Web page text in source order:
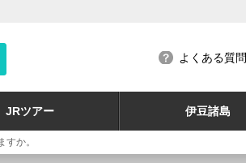
よくある質問
JRツアー 伊豆諸島
か。